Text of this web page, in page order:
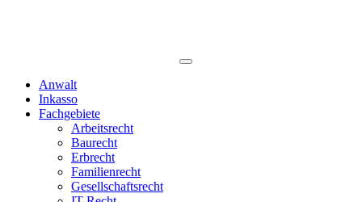
Anwalt
Inkasso
Fachgebiete
Arbeitsrecht
Baurecht
Erbrecht
Familienrecht
Gesellschaftsrecht